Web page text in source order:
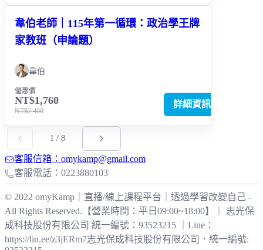
韋伯老師｜115年第一循環：政治學王牌
家教班（申論題）
韋伯
優惠價
NT$1,760
NT$2,400
詳細資訊
1 / 8
客服信箱：omykamp@gmail.com
客服電話：0223880103
© 2022 omyKamp｜直播/線上課程平台｜透過學習改變自己 -
All Rights Reserved.【營業時間：平日09:00~18:00】｜ 志光保
成科技股份有限公司 統一編號：93523215 ｜Line：
https://lin.ee/z3jERm7志光保成科技股份有限公司 ． 統一編號: